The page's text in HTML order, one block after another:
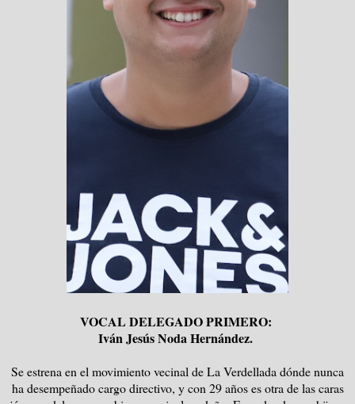
VOCAL DELEGADO PRIMERO:
Iván Jesús Noda Hernández.
Se estrena en el movimiento vecinal de La Verdellada dónde nunca
ha desempeñado cargo directivo, y con 29 años es otra de las caras